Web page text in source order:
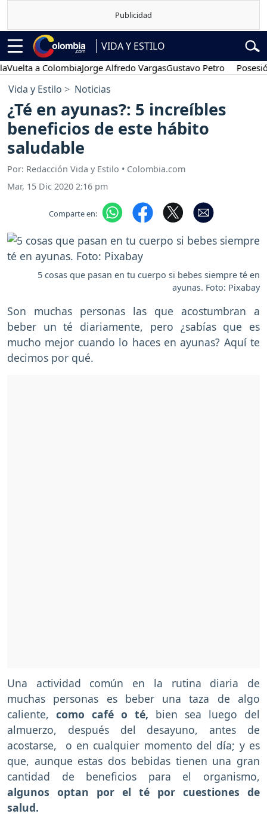
VIDA Y ESTILO
a ColombiaJorge Alfredo VargasGustavo Petro Posesión
Vida y Estilo Noticias
¿Té en ayunas?: 5 increíbles
beneficios de este hábito
saludable
Por: Redacción Vida y Estilo • Colombia.com
Mar, 15 Dic 2020 2:16 pm
Comparte en:
5 cosas que pasan en tu cuerpo si bebes siempre té en
ayunas. Foto: Pixabay
Son muchas personas las que acostumbran a
beber un té diariamente, pero ¿sabías que es
mucho mejor cuando lo haces en ayunas? Aquí te
decimos por qué.
Una actividad común en la rutina diaria de
muchas personas es beber una taza de algo
caliente, como café o té, bien sea luego del
almuerzo, después del desayuno, antes de
acostarse, o en cualquier momento del día; y es
que, aunque estas dos bebidas tienen una gran
cantidad de beneficios para el organismo,
algunos optan por el té por cuestiones de
salud.